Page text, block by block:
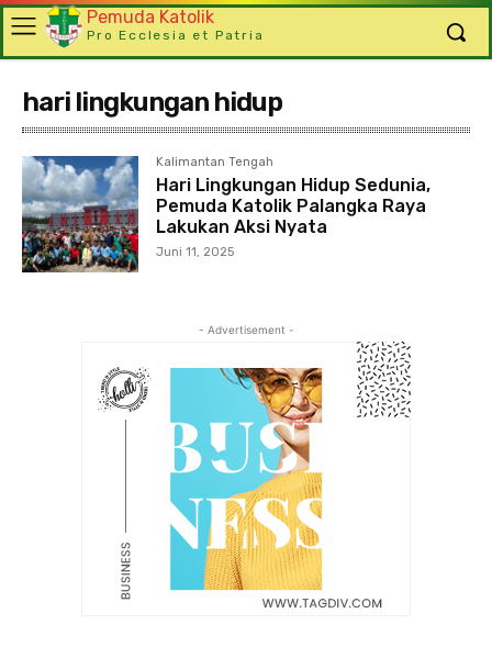
Pemuda Katolik
Pro Ecclesia et Patria
hari lingkungan hidup
Kalimantan Tengah
Hari Lingkungan Hidup Sedunia,
Pemuda Katolik Palangka Raya
Lakukan Aksi Nyata
Juni 11, 2025
- Advertisement -